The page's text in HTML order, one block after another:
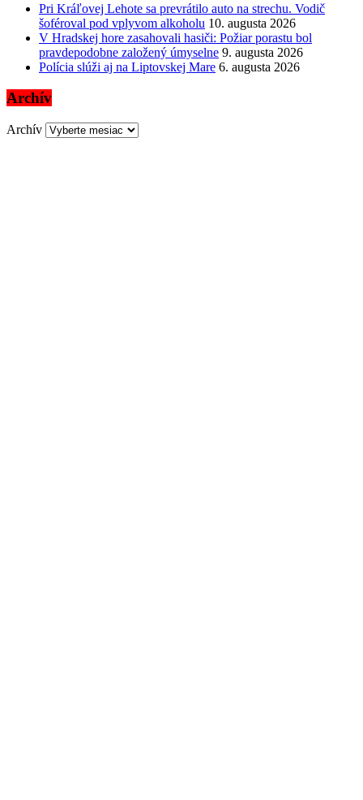
Pri Kráľovej Lehote sa prevrátilo auto na strechu. Vodič
šoféroval pod vplyvom alkoholu 10. augusta 2026
V Hradskej hore zasahovali hasiči: Požiar porastu bol
pravdepodobne založený úmyselne 9. augusta 2026
Polícia slúži aj na Liptovskej Mare 6. augusta 2026
Archív
Archív